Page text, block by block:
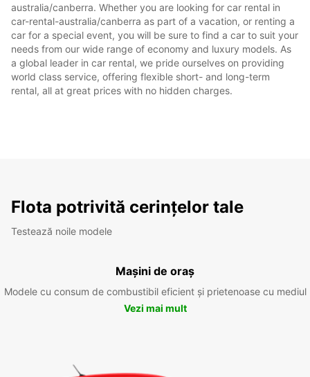
australia/canberra. Whether you are looking for car rental in
car-rental-australia/canberra as part of a vacation, or renting a
car for a special event, you will be sure to find a car to suit your
needs from our wide range of economy and luxury models. As
a global leader in car rental, we pride ourselves on providing
world class service, offering flexible short- and long-term
rental, all at great prices with no hidden charges.
Flota potrivită cerințelor tale
Testează noile modele
Mașini de oraș
Modele cu consum de combustibil eficient și prietenoase cu mediul
Vezi mai mult